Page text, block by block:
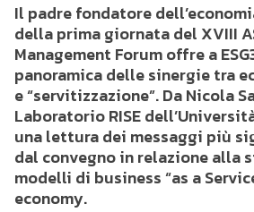
Il padre fondatore
della prima giornata del XVIII
Management Forum offre a
panoramica delle sinergie tra
e “servitizzazione”. Da Nicola
Laboratorio RISE
una lettura dei messaggi più
dal convegno in relazione alla
modelli di business “as a
economy.